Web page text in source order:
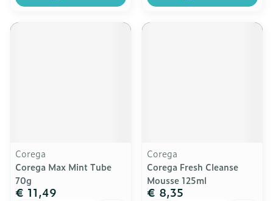
Corega
Corega Max Mint Tube
70g
€ 11,49
Corega
Corega Fresh Cleanse
Mousse 125ml
€ 8,35